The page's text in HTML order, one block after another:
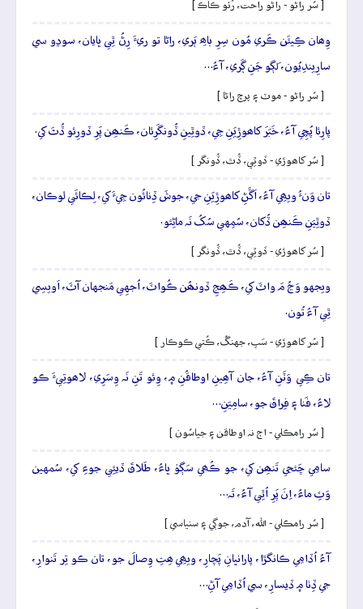
[ سُر راڻو - راڻو راحت، رُٺو ڪاڪ ]
وِھان ڪِيئَن ڪَري مُون سِرِ باھِ ٻَري، راڻا تو ريءَ رِڻُ ٿِي ڀايان، سوڍو سي
سارِيندِيُون، لَڳو جَنِ ڳَري، آءُ…
[ سُر راڻو - موٽ ۽ پرچ راڻا ]
پارِئا پُڇِي آءُ، خَبَرَ کاھوڙِيَنِ جِي، ڏوٿِينِ ڏُونگَرِئان، ڪَنھِن پَرِ ڏورِئو ڏُٿَ کي.
[ سُر کاھوڙي - ڏوٿِي، ڏُٿ، ڏُونگر ]
تان وَنءُ ويھِي آءُ، اَڱَڻِ کاھوڙِيَنِ جي، جوشَ ڏِنائُون جِيءَ کي، لِڪائَي لوڪان،
ڏوٿِيَنِ ڪَنھِن ڏُکان، سُمِهي سُکُ نَہ ماڻِئو.
[ سُر کاھوڙي - ڏوٿِي، ڏُٿ، ڏُونگر ]
ويجهو وَڃُ مَ واٽَ کي، ڪَھِجِ ڏونھُن ڪُواٽَ، اُجهِي مَنجهان آٽَ، اَويسِي
ٿِي آءُ تُون.
[ سُر کاھوڙي - سَپ، جهنگُ، ڪُتي ڪوڪار ]
تان ڪِي وَٽَنِ آءُ، جان آھِينِ اوطاقُنِ ۾، وِئو تَنِ نَہ وِسَرِي، لاھوتِيءَ ڪو
لاءُ، فَنا ۽ فِراقَ جو، سامِيَنِ…
[ سُر رامڪلي - اڄ نہ اوطاقن ۽ جياسُون ]
سامِي چَئجي تَنھِن کي، جو ڪُھي سَڳوۡ ڀاءُ، طَلاقَ ڏيئِي جوءِ کي، سُمهين
وَٽِ ماءُ، اِنَ پَرِ اُٿِي آءُ، تَہ…
[ سُر رامڪلي - الله، آدم، جوڳي ۽ سنياسي ]
آءُ اُڏامِي ڪانگڙا، پارانڀانِ پَچارِ، ويھِي ھِتِ وِصالَ جو، تان ڪو تِر تَنوارِ،
جي ڏِٺا ۾ ڏيسارِ، سي اُڏامِي آڻِ…